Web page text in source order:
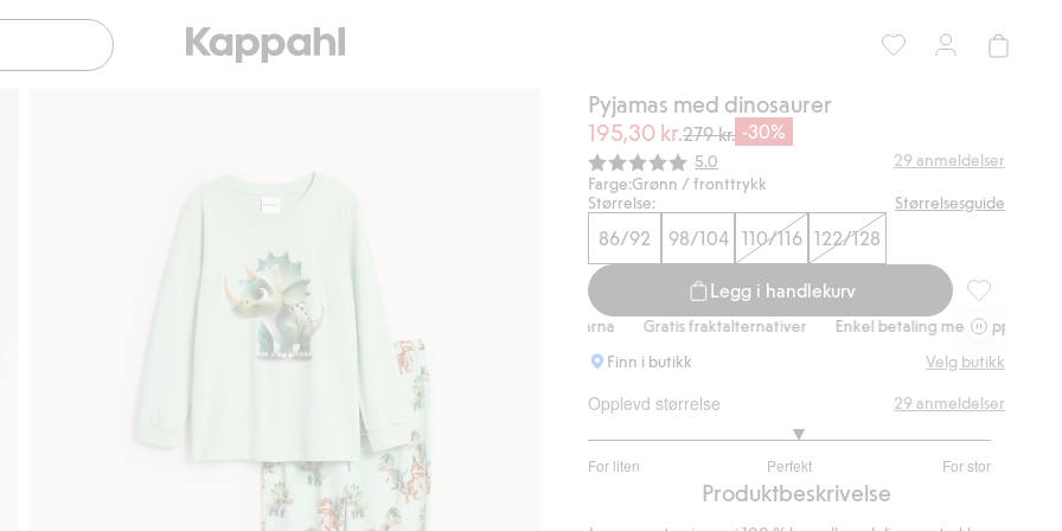
Pyjamas med dinosaurer
195,30 kr.279 kr. -30%
Gjennomsnittskarakter:
5.0 29 anmeldelser
Farge:Grønn / fronttrykk
Størrelse:
Størrelsesguide
86/92 98/104 110/116 122/128
Legg i handlekurv
Pyjamas
Gratis fraktalternativer Enkel betaling med Vipps & Klarna Gratis fraktalternativer Enkel betaling med Vipps & Klarna
Finn i butikk
Velg butikk
Opplevd størrelse
For liten Perfekt For stor
av
29 anmeldelser
Produktbeskrivelse